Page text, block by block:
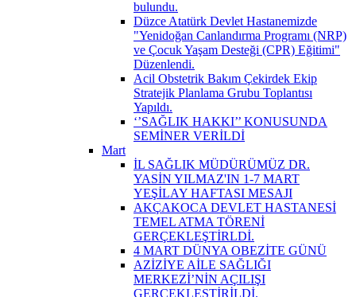
bulundu.
Düzce Atatürk Devlet Hastanemizde
"Yenidoğan Canlandırma Programı (NRP)
ve Çocuk Yaşam Desteği (CPR) Eğitimi"
Düzenlendi.
Acil Obstetrik Bakım Çekirdek Ekip
Stratejik Planlama Grubu Toplantısı
Yapıldı.
‘’SAĞLIK HAKKI’’ KONUSUNDA
SEMİNER VERİLDİ
Mart
İL SAĞLIK MÜDÜRÜMÜZ DR.
YASİN YILMAZ'IN 1-7 MART
YEŞİLAY HAFTASI MESAJI
AKÇAKOCA DEVLET HASTANESİ
TEMEL ATMA TÖRENİ
GERÇEKLEŞTİRLDİ.
4 MART DÜNYA OBEZİTE GÜNÜ
AZİZİYE AİLE SAĞLIĞI
MERKEZİ’NİN AÇILIŞI
GERÇEKLEŞTİRİLDİ.